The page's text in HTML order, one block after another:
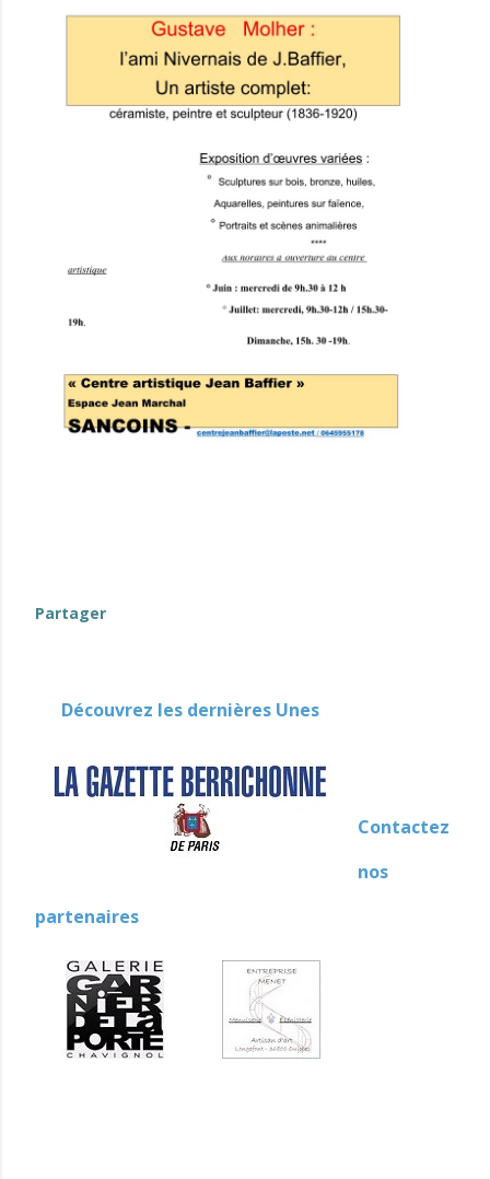
Partager
Découvrez les dernières Unes
Contactez
nos
partenaires